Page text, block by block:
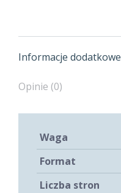
Informacje dodatkowe
Opinie (0)
Waga
Format
Liczba stron